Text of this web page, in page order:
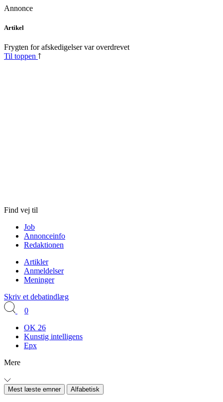
Annonce
Skip
content
Artikel
Frygten for afskedigelser var overdrevet
Til toppen
Find vej til
Job
Annonceinfo
Redaktionen
Artikler
Anmeldelser
Meninger
Skriv et debatindlæg
0
OK 26
Kunstig intelligens
Epx
Mere
Mest læste emner Alfabetisk